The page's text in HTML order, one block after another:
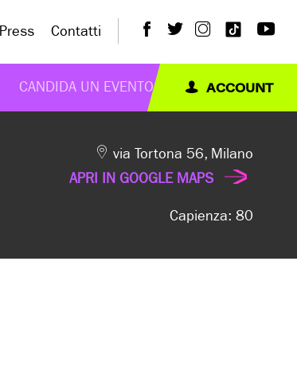
CANDIDA UN EVENTO
Press Contatti
ACCOUNT
via Tortona 56, Milano
APRI IN GOOGLE MAPS
Capienza: 80